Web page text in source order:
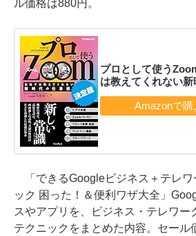
ル価格は880円。
プロとして使う
は教えてくれない
「できるGoogleビジネス＋テレワ
ック 困った！＆便利ワザ大全」
スやアプリを、ビジネス・テレワー
テクニックをまとめた内容。セール